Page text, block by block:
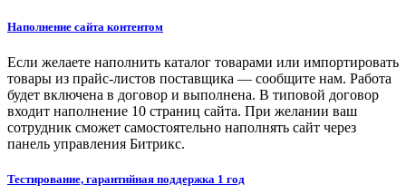
Наполнение сайта контентом
Если желаете наполнить каталог товарами или импортировать
товары из прайс-листов поставщика — сообщите нам. Работа
будет включена в договор и выполнена. В типовой договор
входит наполнение 10 страниц сайта. При желании ваш
сотрудник сможет самостоятельно наполнять сайт через
панель управления Битрикс.
Тестирование, гарантийная поддержка 1 год